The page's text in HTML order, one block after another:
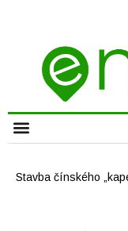
Stavba čínského